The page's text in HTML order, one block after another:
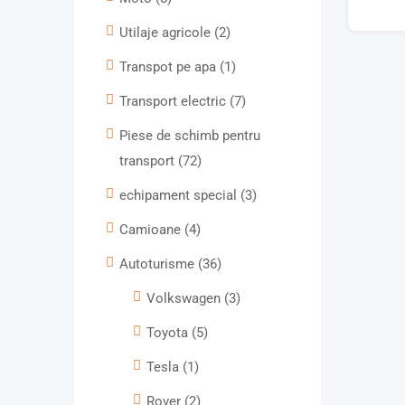
Utilaje agricole (2)
Transpot pe apa (1)
Transport electric (7)
Piese de schimb pentru
transport (72)
echipament special (3)
Camioane (4)
Autoturisme (36)
Volkswagen (3)
Toyota (5)
Tesla (1)
Rover (2)